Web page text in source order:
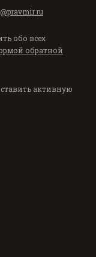
обо всех
обратной
активную